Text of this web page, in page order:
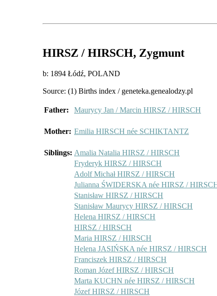
HIRSZ / HIRSCH, Zygmunt
b: 1894 Łódź, POLAND
Source: (1) Births index / geneteka.genealodzy.pl
Father: Maurycy Jan / Marcin HIRSZ / HIRSCH
Mother: Emilia HIRSCH née SCHIKTANTZ
Siblings: Amalia Natalia HIRSZ / HIRSCH
Fryderyk HIRSZ / HIRSCH
Adolf Michał HIRSZ / HIRSCH
Julianna ŚWIDERSKA née HIRSZ /
Stanisław HIRSZ / HIRSCH
Stanisław Maurycy HIRSZ / HIRSCH
Helena HIRSZ / HIRSCH
HIRSZ / HIRSCH
Maria HIRSZ / HIRSCH
Helena JASIŃSKA née HIRSZ / HIRSCH
Franciszek HIRSZ / HIRSCH
Roman Józef HIRSZ / HIRSCH
Marta KUCHN née HIRSZ / HIRSCH
Józef HIRSZ / HIRSCH